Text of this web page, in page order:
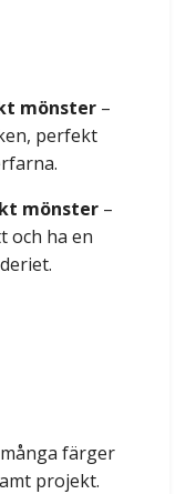
mönster –
perfekt
mönster –
och ha en
färger
projekt.